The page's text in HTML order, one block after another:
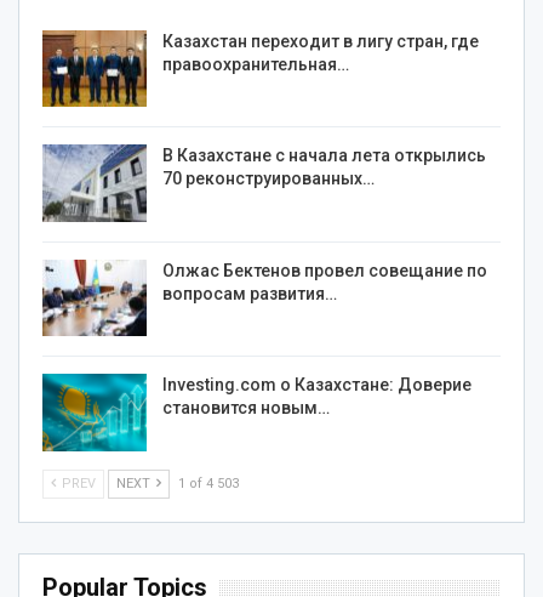
Казахстан переходит в лигу стран, где
правоохранительная…
В Казахстане с начала лета открылись
70 реконструированных…
Олжас Бектенов провел совещание по
вопросам развития…
Investing.com о Казахстане: Доверие
становится новым…
PREV NEXT 1 of 4 503
Popular Topics